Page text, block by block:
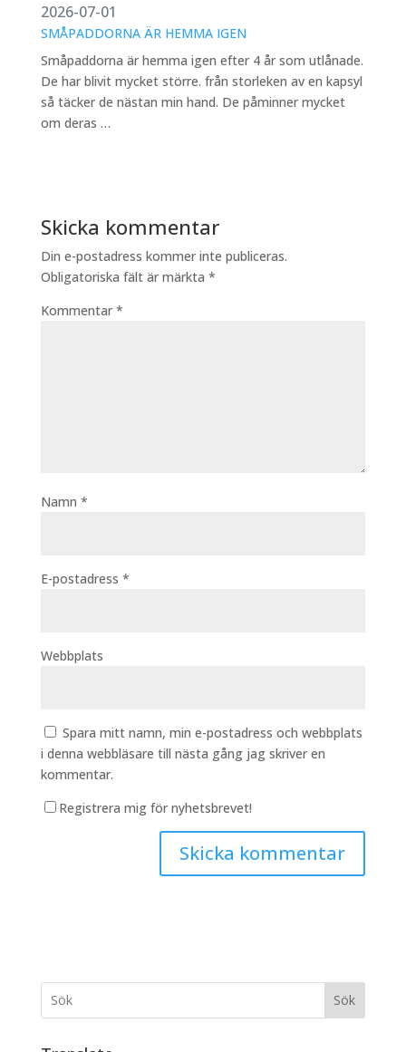
2026-07-01
SMÅPADDORNA ÄR HEMMA IGEN
Småpaddorna är hemma igen efter 4 år som utlånade.
De har blivit mycket större. från storleken av en kapsyl
så täcker de nästan min hand. De påminner mycket
om deras …
Skicka kommentar
Din e-postadress kommer inte publiceras.
Obligatoriska fält är märkta *
Kommentar *
Namn *
E-postadress *
Webbplats
Spara mitt namn, min e-postadress och webbplats
i denna webbläsare till nästa gång jag skriver en
kommentar.
Registrera mig för nyhetsbrevet!
Sök